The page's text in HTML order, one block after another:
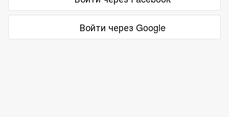
Войти через Google